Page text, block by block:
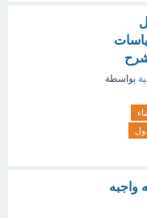
بواسطة
واجبه